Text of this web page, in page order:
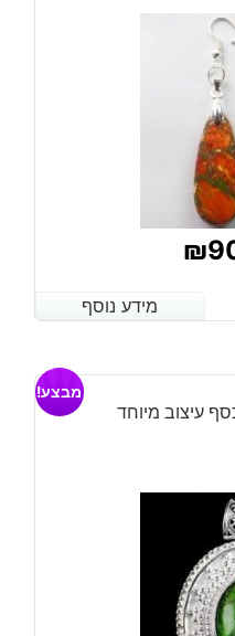
₪
מידע נוסף
מידע נוסף
עיצוב מיוחד
מבצע!